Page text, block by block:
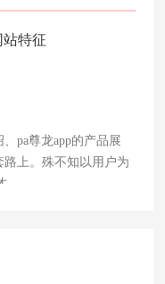
站特征
pa尊龙app的产品展
路上。殊不知以用户为
……